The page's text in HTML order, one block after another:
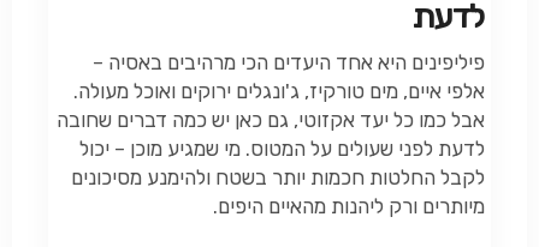
לדעת
פיליפינים היא אחד היעדים הכי מרהיבים באסיה –
אלפי איים, מים טורקיז, ג'ונגלים ירוקים ואוכל מעולה.
אבל כמו כל יעד אקזוטי, גם כאן יש כמה דברים שחובה
לדעת לפני שעולים על המטוס. מי שמגיע מוכן – יכול
לקבל החלטות חכמות יותר בשטח ולהימנע מסיכונים
מיותרים ורק ליהנות מהאיים היפים.